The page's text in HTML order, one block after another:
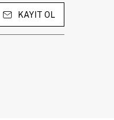
KAYIT OL